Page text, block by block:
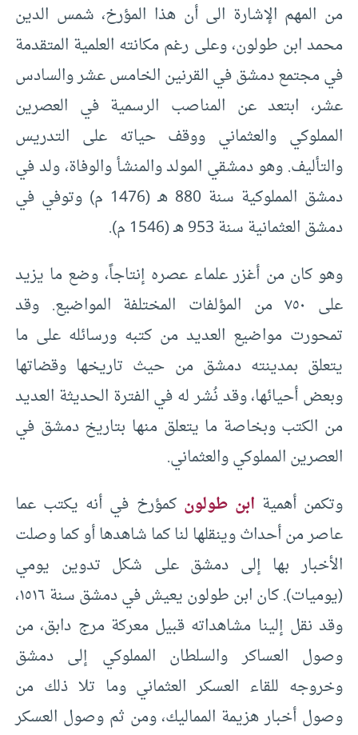
من المهم الإشارة الى أن هذا المؤرخ، شمس الدين
محمد ابن طولون، وعلى رغم مكانته العلمية المتقدمة
في مجتمع دمشق في القرنين الخامس عشر والسادس
عشر، ابتعد عن المناصب الرسمية في العصرين
المملوكي والعثماني ووقف حياته على التدريس
والتأليف. وهو دمشقي المولد والمنشأ والوفاة، ولد في
دمشق المملوكية سنة 880 هـ (1476 م) وتوفي في
دمشق العثمانية سنة 953 هـ (1546 م).
وهو كان من أغزر علماء عصره إنتاجاً، وضع ما يزيد
على ٧٥٠ من المؤلفات المختلفة المواضيع. وقد
تمحورت مواضيع العديد من كتبه ورسائله على ما
يتعلق بمدينته دمشق من حيث تاريخها وقضاتها
وبعض أحيائها، وقد نُشر له في الفترة الحديثة العديد
من الكتب وبخاصة ما يتعلق منها بتاريخ دمشق في
العصرين المملوكي والعثماني.
وتكمن أهمية ابن طولون كمؤرخ في أنه يكتب عما
عاصر من أحداث وينقلها لنا كما شاهدها أو كما وصلت
الأخبار بها إلى دمشق على شكل تدوين يومي
(يوميات). كان ابن طولون يعيش في دمشق سنة ١٥١٦،
وقد نقل إلينا مشاهداته قبيل معركة مرج دابق، من
وصول العساكر والسلطان المملوكي إلى دمشق
وخروجه للقاء العسكر العثماني وما تلا ذلك من
وصول أخبار هزيمة المماليك، ومن ثم وصول العسكر